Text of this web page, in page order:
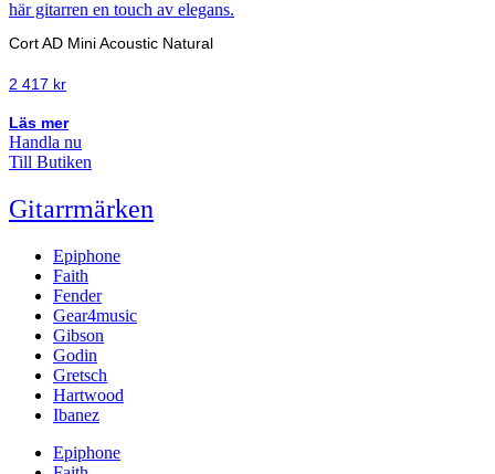
Cort AD Mini Acoustic Natural
2 417 kr
Läs mer
Handla nu
Till Butiken
Gitarrmärken
Epiphone
Faith
Fender
Gear4music
Gibson
Godin
Gretsch
Hartwood
Ibanez
Epiphone